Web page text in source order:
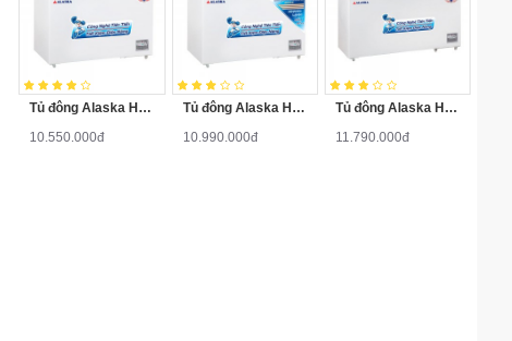
Tủ đông Alaska HB-550N
10.550.000đ
Tủ đông Alaska HB-550C
10.990.000đ
Tủ đông Alaska HB-650N
11.790.000đ